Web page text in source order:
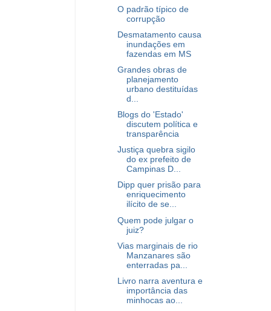
O padrão típico de
corrupção
Desmatamento causa
inundações em
fazendas em MS
Grandes obras de
planejamento
urbano destituídas
d...
Blogs do 'Estado'
discutem política e
transparência
Justiça quebra sigilo
do ex prefeito de
Campinas D...
Dipp quer prisão para
enriquecimento
ilícito de se...
Quem pode julgar o
juiz?
Vias marginais de rio
Manzanares são
enterradas pa...
Livro narra aventura e
importância das
minhocas ao...